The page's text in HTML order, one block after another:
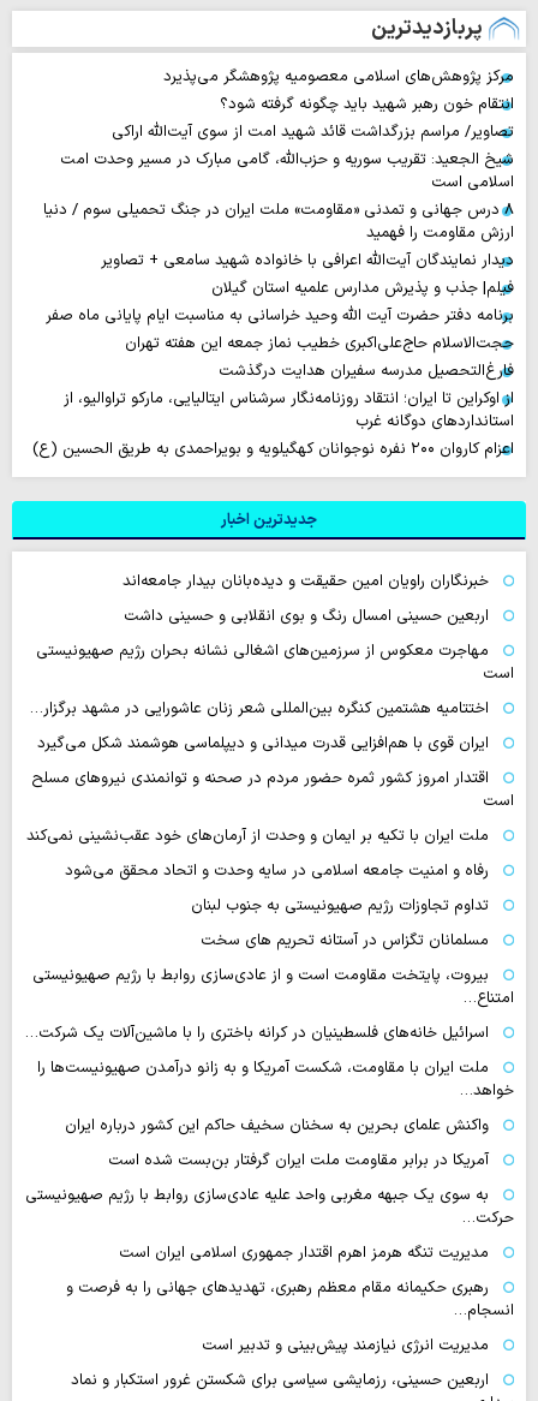
پربازدیدترین
مرکز پژوهش‌های اسلامی معصومیه پژوهشگر می‌پذیرد
انتقام خون رهبر شهید باید چگونه گرفته شود؟
تصاویر/ مراسم بزرگداشت قائد شهید امت از سوی آیت‌الله اراکی
شیخ الجعید: تقریب سوریه و حزب‌الله، گامی مبارک در مسیر وحدت امت
اسلامی است
۸ درس جهانی و تمدنی «مقاومت» ملت ایران در جنگ تحمیلی سوم / دنیا
ارزش مقاومت را فهمید
دیدار نمایندگان آیت‌الله اعرافی با خانواده شهید سامعی + تصاویر
فیلم| جذب و پذیرش مدارس علمیه استان گیلان
برنامه دفتر حضرت آیت الله وحید خراسانی به مناسبت ایام پایانی ماه صفر
حجت‌الاسلام حاج‌علی‌اکبری خطیب نماز جمعه این هفته تهران
فارغ‌التحصیل مدرسه سفیران هدایت درگذشت
از اوکراین تا ایران؛ انتقاد روزنامه‌نگار سرشناس ایتالیایی، مارکو تراوالیو، از
استانداردهای دوگانه غرب
اعزام کاروان ۲۰۰ نفره نوجوانان کهگیلویه و بویراحمدی به طریق الحسین (ع)
جدیدترین اخبار
خبرنگاران راویان امین حقیقت و دیده‌بانان بیدار جامعه‌اند
اربعین حسینی امسال رنگ و بوی انقلابی و حسینی داشت
مهاجرت معکوس از سرزمین‌های اشغالی نشانه بحران رژیم صهیونیستی
است
اختتامیه هشتمین کنگره بین‌المللی شعر زنان عاشورایی در مشهد برگزار…
ایران قوی با هم‌افزایی قدرت میدانی و دیپلماسی هوشمند شکل می‌گیرد
اقتدار امروز کشور ثمره حضور مردم در صحنه و توانمندی نیروهای مسلح
است
ملت ایران با تکیه بر ایمان و وحدت از آرمان‌های خود عقب‌نشینی نمی‌کند
رفاه و امنیت جامعه اسلامی در سایه وحدت و اتحاد محقق می‌شود
تداوم تجاوزات رژیم صهیونیستی به جنوب لبنان
مسلمانان تگزاس در آستانه تحریم های سخت
بیروت، پایتخت مقاومت است و از عادی‌سازی روابط با رژیم صهیونیستی
امتناع…
اسرائیل خانه‌های فلسطینیان در کرانه باختری را با ماشین‌آلات یک شرکت…
ملت ایران با مقاومت، شکست آمریکا و به زانو درآمدن صهیونیست‌ها را
خواهد…
واکنش علمای بحرین به سخنان سخیف حاکم این کشور درباره ایران
آمریکا در برابر مقاومت ملت ایران گرفتار بن‌بست شده است
به سوی یک جبهه مغربی واحد علیه عادی‌سازی روابط با رژیم صهیونیستی
حرکت…
مدیریت تنگه هرمز اهرم اقتدار جمهوری اسلامی ایران است
رهبری حکیمانه مقام معظم رهبری، تهدیدهای جهانی را به فرصت و
انسجام…
مدیریت انرژی نیازمند پیش‌بینی و تدبیر است
اربعین حسینی، رزمایشی سیاسی برای شکستن غرور استکبار و نماد